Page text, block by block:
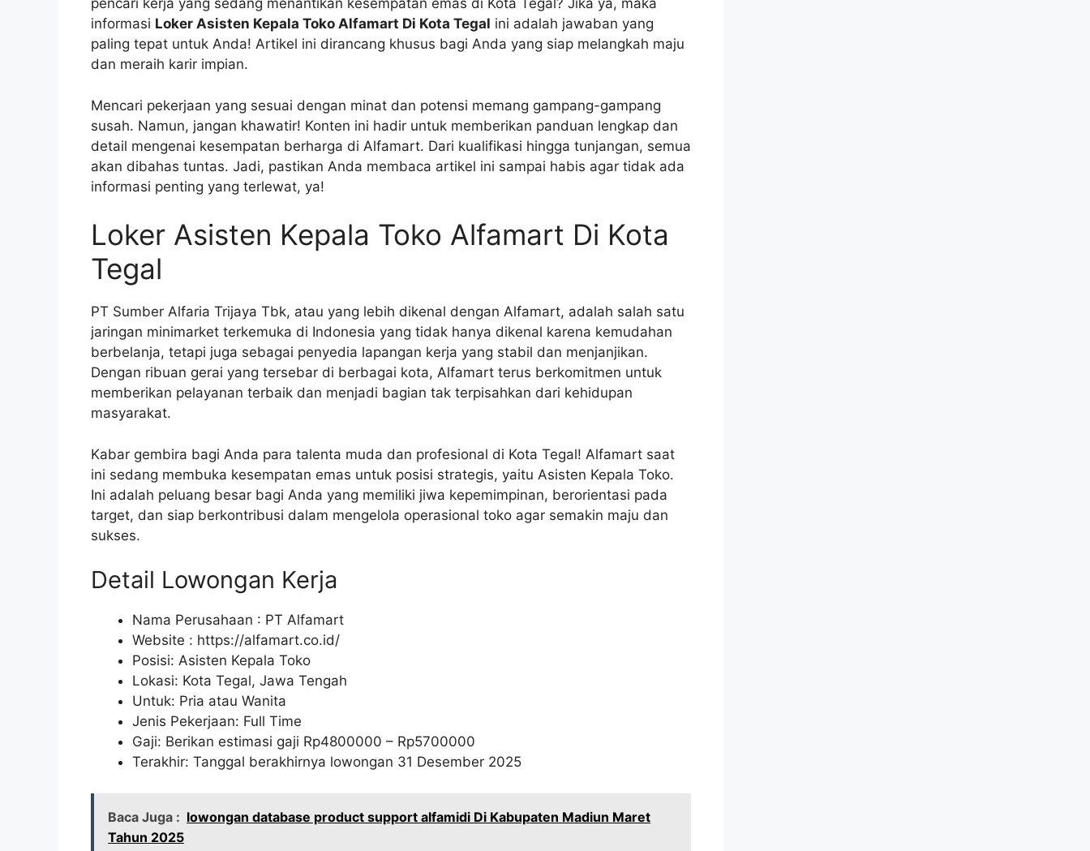
pencari kerja yang sedang menantikan kesempatan emas di Kota Tegal? Jika ya, maka
informasi Loker Asisten Kepala Toko Alfamart Di Kota Tegal ini adalah jawaban yang
paling tepat untuk Anda! Artikel ini dirancang khusus bagi Anda yang siap melangkah maju
dan meraih karir impian.
Mencari pekerjaan yang sesuai dengan minat dan potensi memang gampang-gampang
susah. Namun, jangan khawatir! Konten ini hadir untuk memberikan panduan lengkap dan
detail mengenai kesempatan berharga di Alfamart. Dari kualifikasi hingga tunjangan, semua
akan dibahas tuntas. Jadi, pastikan Anda membaca artikel ini sampai habis agar tidak ada
informasi penting yang terlewat, ya!
Loker Asisten Kepala Toko Alfamart Di Kota
Tegal
PT Sumber Alfaria Trijaya Tbk, atau yang lebih dikenal dengan Alfamart, adalah salah satu
jaringan minimarket terkemuka di Indonesia yang tidak hanya dikenal karena kemudahan
berbelanja, tetapi juga sebagai penyedia lapangan kerja yang stabil dan menjanjikan.
Dengan ribuan gerai yang tersebar di berbagai kota, Alfamart terus berkomitmen untuk
memberikan pelayanan terbaik dan menjadi bagian tak terpisahkan dari kehidupan
masyarakat.
Kabar gembira bagi Anda para talenta muda dan profesional di Kota Tegal! Alfamart saat
ini sedang membuka kesempatan emas untuk posisi strategis, yaitu Asisten Kepala Toko.
Ini adalah peluang besar bagi Anda yang memiliki jiwa kepemimpinan, berorientasi pada
target, dan siap berkontribusi dalam mengelola operasional toko agar semakin maju dan
sukses.
Detail Lowongan Kerja
Nama Perusahaan : PT Alfamart
Website : https://alfamart.co.id/
Posisi: Asisten Kepala Toko
Lokasi: Kota Tegal, Jawa Tengah
Untuk: Pria atau Wanita
Jenis Pekerjaan: Full Time
Gaji: Berikan estimasi gaji Rp4800000 – Rp5700000
Terakhir: Tanggal berakhirnya lowongan 31 Desember 2025
Baca Juga : lowongan database product support alfamidi Di Kabupaten Madiun Maret
Tahun 2025